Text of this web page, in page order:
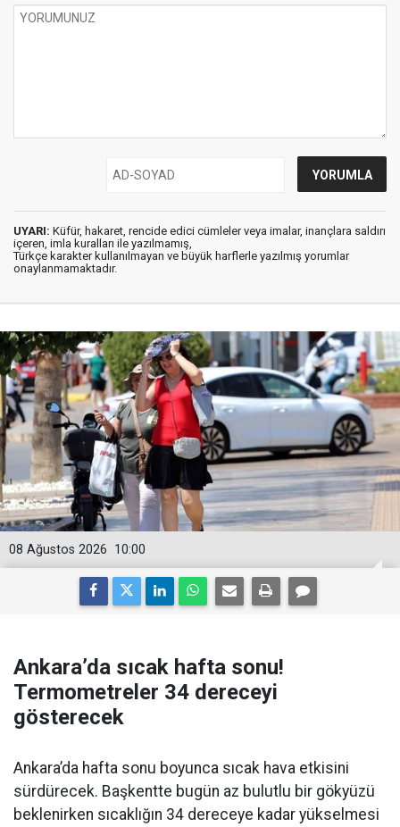
UYARI: Küfür, hakaret, rencide edici cümleler veya imalar, inançlara saldırı
içeren, imla kuralları ile yazılmamış,
Türkçe karakter kullanılmayan ve büyük harflerle yazılmış yorumlar
onaylanmamaktadır.
10:00
08 Ağustos 2026
Ankara’da sıcak hafta sonu!
Termometreler 34 dereceyi
gösterecek
Ankara’da hafta sonu boyunca sıcak hava etkisini
sürdürecek. Başkentte bugün az bulutlu bir gökyüzü
beklenirken sıcaklığın 34 dereceye kadar yükselmesi